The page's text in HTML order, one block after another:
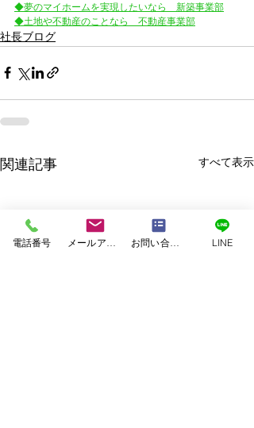
◆夢のマイホームを実現したいなら　新築事業部
◆土地や不動産のことなら　不動産事業部
社長ブログ
関連記事 すべて表示
電話番号 お問い合わせフォーム LINE